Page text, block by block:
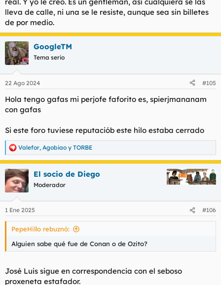
lleva de calle, ni una se le resiste, aunque sea sin billetes
de por medio.
GoogleTM
Tema serio
22 Ago 2024 #105
Hola tengo gafas mi perjofe faforito es, spierjmananam
con gafas
Si este foro tuviese reputaciób este hilo estaba cerrado
R
e
a
c
c
i
e
s
Valefor, Agobiao y TORBE
El socio de Diego
Moderador
1 Ene 2025 #106
PepeHillo rebuznó:
Alguien sabe qué fue de Conan o de Ozito?
José Luis sigue en correspondencia con el seboso
proxeneta estafador.